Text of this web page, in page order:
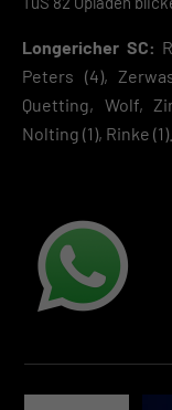
Longericher SC:
Peters (4),
Quetting, Wolf,
Nolting (1), Rinke (1).